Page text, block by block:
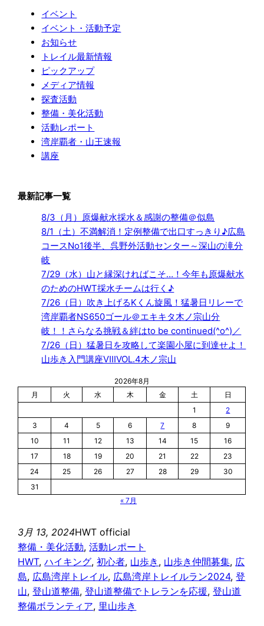
イベント
イベント・活動予定
お知らせ
トレイル最新情報
ピックアップ
メディア情報
探査活動
整備・美化活動
活動レポート
湾岸覇者・山王速報
講座
最新記事一覧
8/3（月）原爆献水採水＆感謝の整備＠似島
8/1（土）不満解消！定例整備で出口すっきり♪広島
コースNo1後半、呉野外活動センター～深山の滝分
岐
7/29（水）山と縁深ければこそ…！今年も原爆献水
のためのHWT採水チームは行く♪
7/26（日）吹き上げるKくん旋風！猛暑日リレーで
湾岸覇者NS650ゴール＠エキキタ木ノ宗山分
岐！！さらなる挑戦＆絆はto be continued(^o^)／
7/26（日）猛暑日を攻略して楽園小屋に到達せよ！
山歩き入門講座ⅧVOL.4木ノ宗山
2026年8月
月
火 水 木 金 土
日
1
2
3
4 5 6 7 8
9
10
11 12 13 14 15
16
17
18 19 20 21 22
23
24
25 26 27 28 29
30
31
« 7月
3月 13, 2024HWT official
整備・美化活動, 活動レポート
HWT, ハイキング, 初心者, 山歩き , 山歩き仲間募集, 広
島, 広島湾岸トレイル, 広島湾岸トレイルラン2024, 登
山, 登山道整備, 登山道整備でトレランを応援, 登山道
整備ボランティア, 里山歩き